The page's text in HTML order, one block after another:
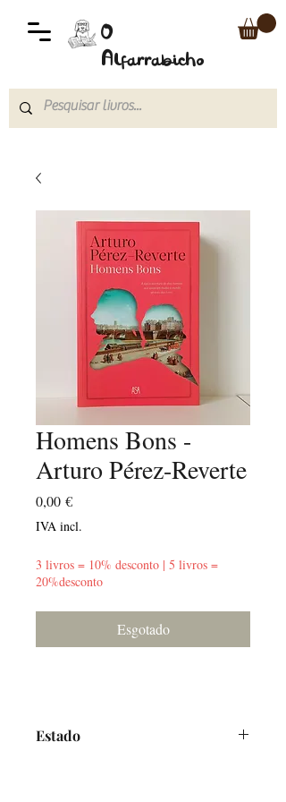
O
Alfarrabicho
Homens Bons -
Arturo Pérez-Reverte
0,00 €Preço
IVA incl.
3 livros = 10% desconto | 5 livros =
20%desconto
Esgotado
Estado